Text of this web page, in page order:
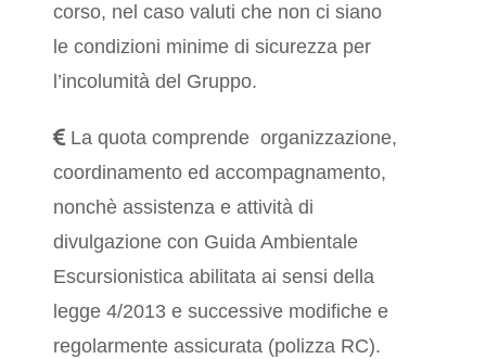
corso, nel caso valuti che non ci siano
le condizioni minime di sicurezza per
l’incolumità del Gruppo.
La quota comprende organizzazione,
coordinamento ed accompagnamento,
nonchè assistenza e attività di
divulgazione con Guida Ambientale
Escursionistica abilitata ai sensi della
legge 4/2013 e successive modifiche e
regolarmente assicurata (polizza RC).